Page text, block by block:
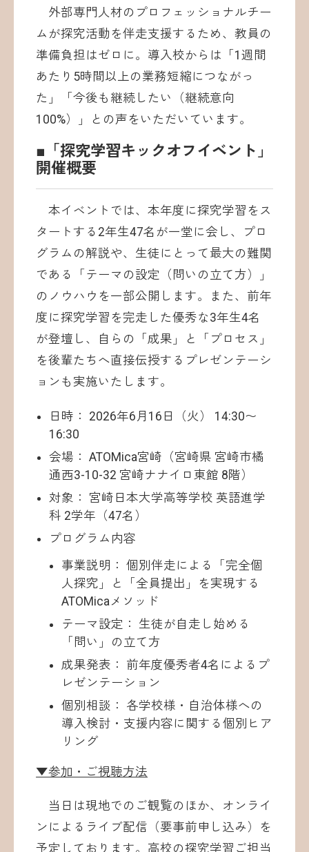
外部専門人材のプロフェッショナルチー
ムが探究活動を伴走支援するため、教員の
準備負担はゼロに。導入校からは「1週間
あたり5時間以上の業務短縮につながっ
た」「今後も継続したい（継続意向
100%）」との声をいただいています。
■「探究学習キックオフイベント」
開催概要
本イベントでは、本年度に探究学習をス
タートする2年生47名が一堂に会し、プロ
グラムの解説や、生徒にとって最大の難関
である「テーマの設定（問いの立て方）」
のノウハウを一部公開します。また、前年
度に探究学習を完走した優秀な3年生4名
が登壇し、自らの「成果」と「プロセス」
を後輩たちへ直接伝授するプレゼンテーシ
ョンも実施いたします。
日時： 2026年6月16日（火） 14:30〜
16:30
会場： ATOMica宮崎（宮崎県 宮崎市橘
通西3-10-32 宮崎ナナイロ東館 8階）
対象： 宮崎日本大学高等学校 英語進学
科 2学年（47名）
プログラム内容
事業説明： 個別伴走による「完全個
人探究」と「全員提出」を実現する
ATOMicaメソッド
テーマ設定： 生徒が自走し始める
「問い」の立て方
成果発表： 前年度優秀者4名によるプ
レゼンテーション
個別相談： 各学校様・自治体様への
導入検討・支援内容に関する個別ヒア
リング
▼参加・ご視聴方法
当日は現地でのご観覧のほか、オンライ
ンによるライブ配信（要事前申し込み）を
予定しております。高校の探究学習ご担当